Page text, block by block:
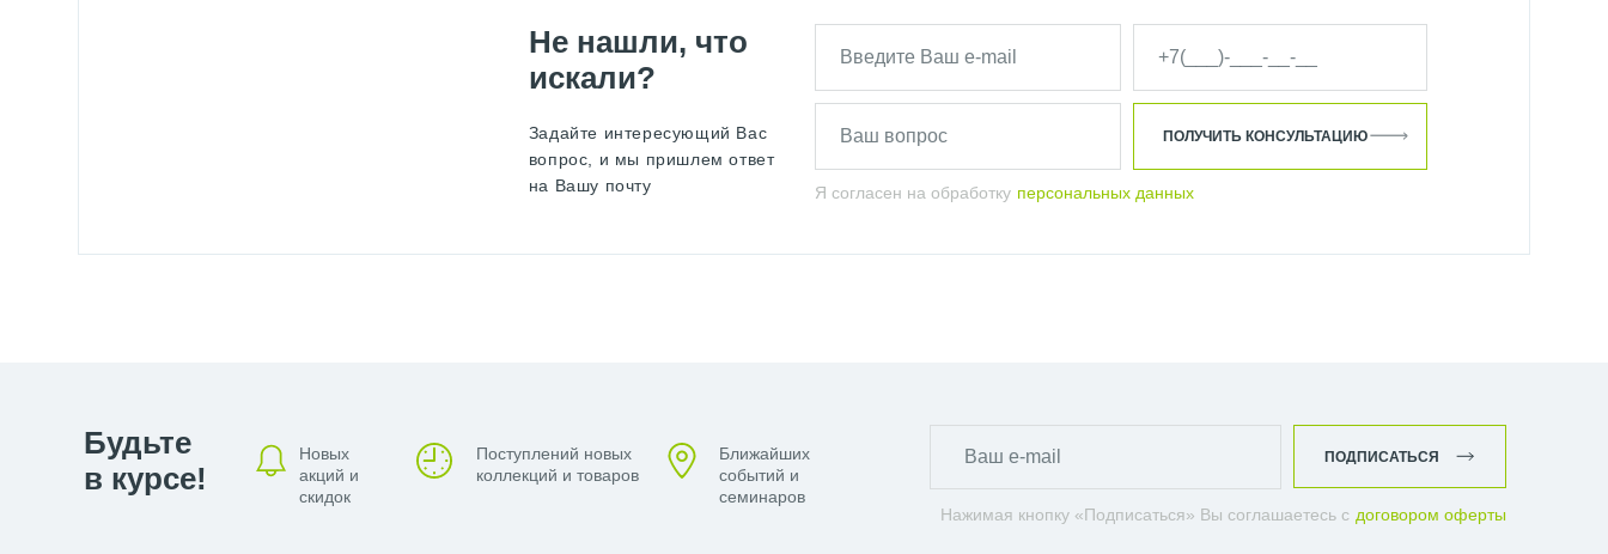
Не нашли, что
искали?
Задайте интересующий Вас
вопрос, и мы пришлем ответ
на Вашу почту
Я согласен на обработку персональных данных
ПОЛУЧИТЬ КОНСУЛЬТАЦИЮ
Будьте
в курсе!
Новых
акций и
скидок
Поступлений новых
коллекций и товаров
Ближайших
событий и
семинаров
Нажимая кнопку «Подписаться» Вы соглашаетесь с договором оферты
ПОДПИСАТЬСЯ